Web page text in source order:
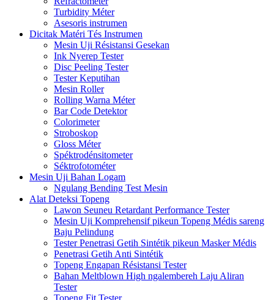
Turbidity Méter
Asesoris instrumen
Dicitak Matéri Tés Instrumen
Mesin Uji Résistansi Gesekan
Ink Nyerep Tester
Disc Peeling Tester
Tester Keputihan
Mesin Roller
Rolling Warna Méter
Bar Code Detektor
Colorimeter
Stroboskop
Gloss Méter
Spéktrodénsitometer
Séktrofotométer
Mesin Uji Bahan Logam
Ngulang Bending Test Mesin
Alat Deteksi Topeng
Lawon Seuneu Retardant Performance Tester
Mesin Uji Komprehensif pikeun Topeng Médis sareng
Baju Pelindung
Tester Penetrasi Getih Sintétik pikeun Masker Médis
Penetrasi Getih Anti Sintétik
Topeng Engapan Résistansi Tester
Bahan Meltblown High ngalembereh Laju Aliran
Tester
Topeng Fit Tester